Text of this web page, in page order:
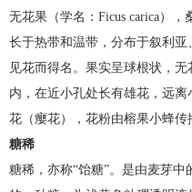
无花果（学名：Ficus carica）
长于热带和温带，分布于叙利
见花而得名。果实呈球根状，
内，在近小孔处长有雄花，远
花（瘿花），花粉由榕果小蜂传
糖稀
糖稀，亦称“饴糖”。是由麦芽